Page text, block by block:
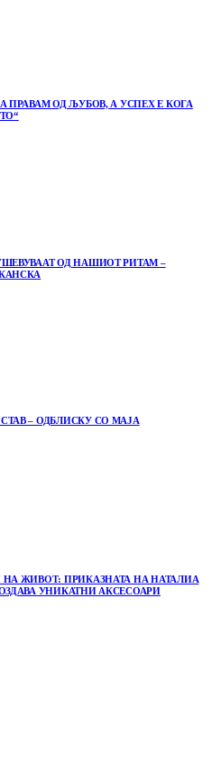
ПРАВАМ ОД ЉУБОВ, А УСПЕХ Е КОГА
ОД НАШИОТ РИТАМ –
– ОДБЛИСКУ СО МАЈА
ЖИВОТ: ПРИКАЗНАТА НА НАТАЛИА
УНИКАТНИ АКСЕСОАРИ